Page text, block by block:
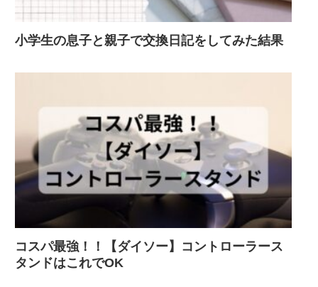
小学生の息子と親子で交換日記をしてみた結果
コスパ最強！！【ダイソー】コントローラース
タンドはこれでOK